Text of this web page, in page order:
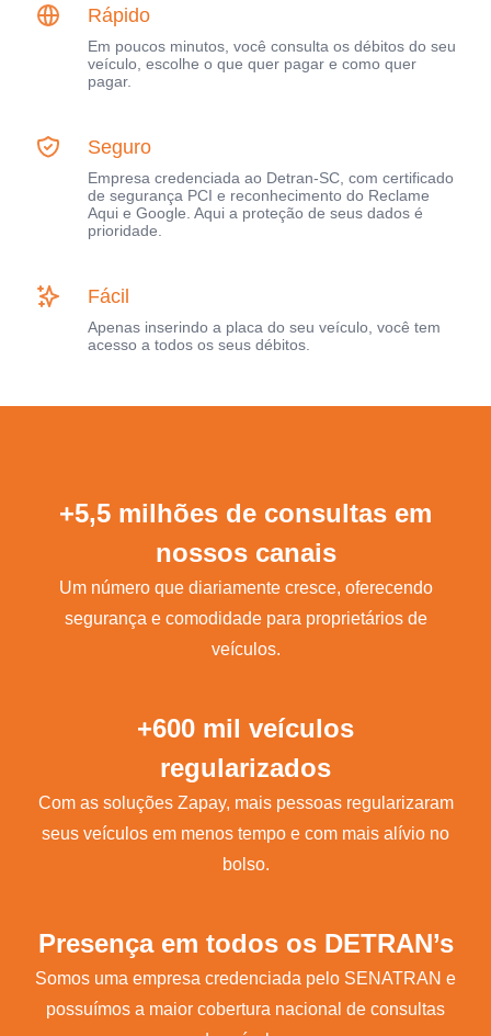
Rápido
Em poucos minutos, você consulta os débitos do seu
veículo, escolhe o que quer pagar e como quer
pagar.
Seguro
Empresa credenciada ao Detran-SC, com certificado
de segurança PCI e reconhecimento do Reclame
Aqui e Google. Aqui a proteção de seus dados é
prioridade.
Fácil
Apenas inserindo a placa do seu veículo, você tem
acesso a todos os seus débitos.
+5,5 milhões de consultas em
nossos canais
Um número que diariamente cresce, oferecendo
segurança e comodidade para proprietários de
veículos.
+600 mil veículos
regularizados
Com as soluções Zapay, mais pessoas regularizaram
seus veículos em menos tempo e com mais alívio no
bolso.
Presença em todos os DETRAN’s
Somos uma empresa credenciada pelo SENATRAN e
possuímos a maior cobertura nacional de consultas